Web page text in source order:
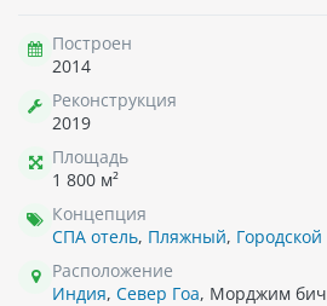
Построен
2014
Реконструкция
2019
Площадь
1 800 м²
Концепция
СПА отель, Пляжный, Городской
Расположение
Индия, Север Гоа, Морджим бич